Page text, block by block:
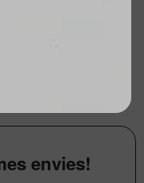
envies!